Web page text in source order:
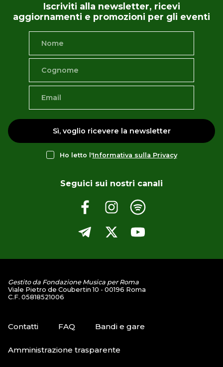
Iscriviti alla newsletter, ricevi
aggiornamenti e promozioni per gli eventi
Sì, voglio ricevere la newsletter
Ho letto l'Informativa sulla Privacy
Seguici sui nostri canali
Gestito da Fondazione Musica per Roma
Viale Pietro de Coubertin 10 - 00196 Roma
C.F. 05818521006
Contatti FAQ Bandi e gare
Amministrazione trasparente